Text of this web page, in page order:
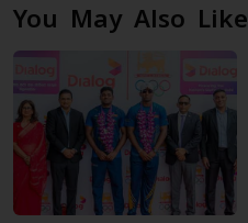
You May Also Like